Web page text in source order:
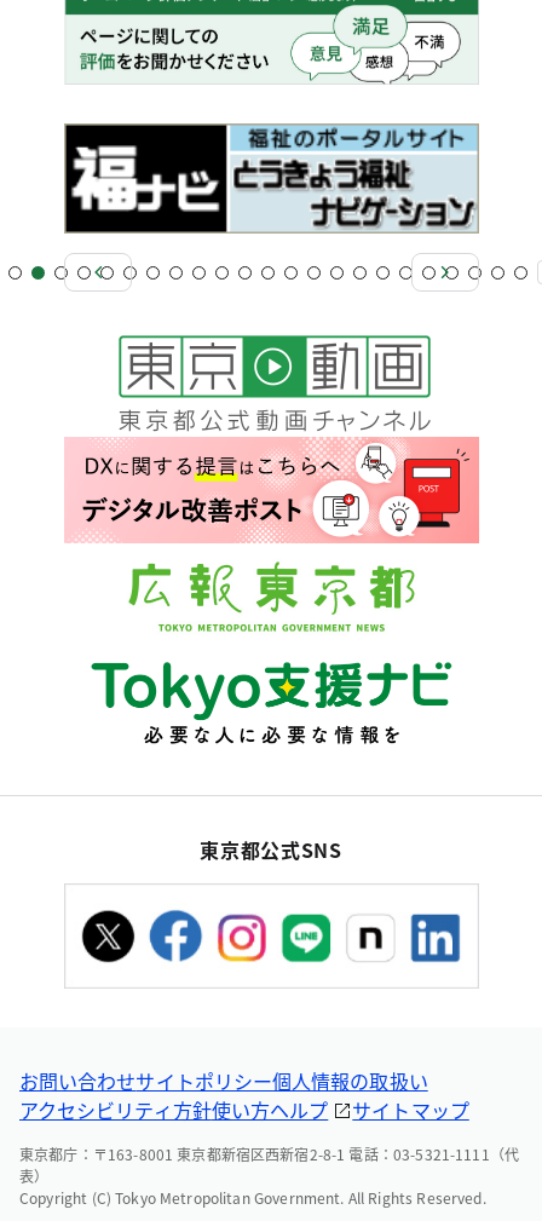
東京都公式SNS
お問い合わせサイトポリシー個人情報の取扱い
アクセシビリティ方針使い方ヘルプ サイトマップ
東京都庁：〒163-8001 東京都新宿区西新宿2-8-1 電話：03-5321-1111（代
表）
Copyright (C) Tokyo Metropolitan Government. All Rights Reserved.